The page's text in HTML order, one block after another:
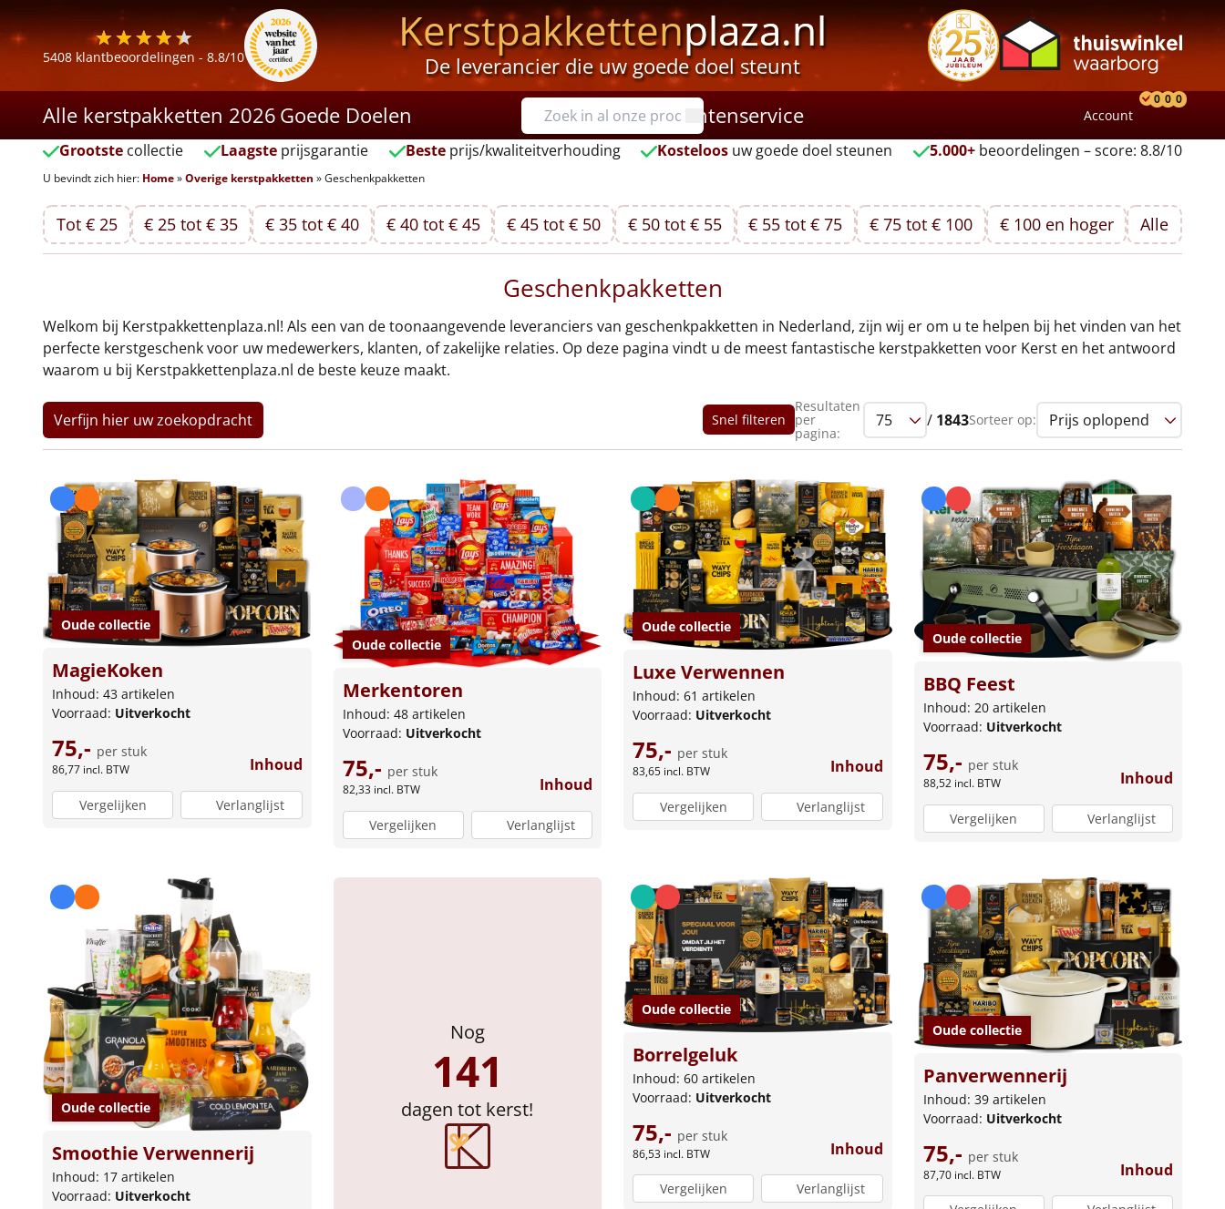
5408 klantbeoordelingen - 8.8/10 Kerstpakkettenplaza.nl
De leverancier die uw goede doel steunt
Alle kerstpakketten 2026 Goede Doelen Klantenservice Account
0 0 0
Grootste collectie Laagsteprijsgarantie Besteprijs/kwaliteitverhouding Kosteloos uw goede doel steunen 5.000+ beoordelingen – score: 8.8/10
U bevindt zich hier: Home»Overige kerstpakketten »Geschenkpakketten
Tot € 25 € 25 tot € 35 € 35 tot € 40 € 40 tot € 45 € 45 tot € 50 € 50 tot € 55 € 55 tot € 75 € 75 tot € 100 € 100 en hoger Alle
Geschenkpakketten
Welkom bij Kerstpakkettenplaza.nl! Als een van de toonaangevende leveranciers van geschenkpakketten in Nederland, zijn wij er om u te helpen bij het vinden van het
perfecte kerstgeschenk voor uw medewerkers, klanten, of zakelijke relaties. Op deze pagina vindt u de meest fantastische kerstpakketten voor Kerst en het antwoord
waarom u bij Kerstpakkettenplaza.nl de beste keuze maakt.
Verfijn hier uw zoekopdracht Snel filteren
Resultaten
per
pagina:
/ 1843Sorteer op:
Oude collectie
MagieKoken
Inhoud: 43 artikelen
Voorraad: Uitverkocht
75,- per stuk
86,77 incl. BTW Inhoud
Vergelijken Verlanglijst
Oude collectie
Merkentoren
Inhoud: 48 artikelen
Voorraad: Uitverkocht
75,- per stuk
82,33 incl. BTW Inhoud
Vergelijken Verlanglijst
Oude collectie
Luxe Verwennen
Inhoud: 61 artikelen
Voorraad: Uitverkocht
75,- per stuk
83,65 incl. BTW Inhoud
Vergelijken Verlanglijst
Oude collectie
BBQ Feest
Inhoud: 20 artikelen
Voorraad: Uitverkocht
75,- per stuk
88,52 incl. BTW Inhoud
Vergelijken Verlanglijst
Oude collectie
Smoothie Verwennerij
Inhoud: 17 artikelen
Voorraad: Uitverkocht
Nog
141
dagen tot kerst!
Oude collectie
Borrelgeluk
Inhoud: 60 artikelen
Voorraad: Uitverkocht
75,- per stuk
86,53 incl. BTW Inhoud
Vergelijken Verlanglijst
Oude collectie
Panverwennerij
Inhoud: 39 artikelen
Voorraad: Uitverkocht
75,- per stuk
87,70 incl. BTW Inhoud